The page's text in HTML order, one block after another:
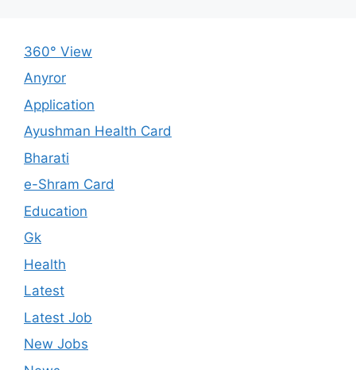
360° View
Anyror
Application
Ayushman Health Card
Bharati
e-Shram Card
Education
Gk
Health
Latest
Latest Job
New Jobs